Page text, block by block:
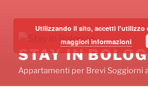
contenuto
STAY IN
Appartamenti per Brevi Soggiorni
Utilizzando il sito, accetti l'utilizzo
maggiori informazioni